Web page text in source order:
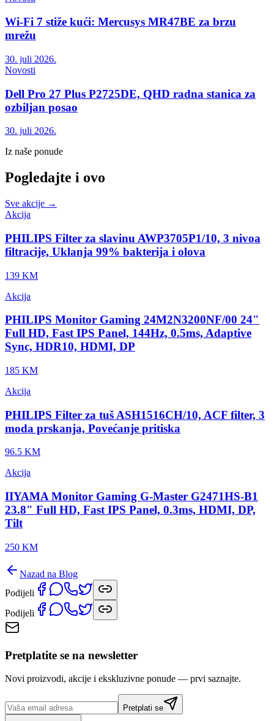
Wi-Fi 7 stiže kući: Mercusys MR47BE za brzu
mrežu
30. juli 2026.
Novosti
Dell Pro 27 Plus P2725DE, QHD radna stanica za
ozbiljan posao
30. juli 2026.
Iz naše ponude
Pogledajte i ovo
Sve akcije →
Akcija
PHILIPS Filter za slavinu AWP3705P1/10, 3 nivoa
filtracije, Uklanja 99% bakterija i olova
139 KM
Akcija
PHILIPS Monitor Gaming 24M2N3200NF/00 24"
Full HD, Fast IPS Panel, 144Hz, 0.5ms, Adaptive
Sync, HDR10, HDMI, DP
185 KM
Akcija
PHILIPS Filter za tuš ASH1516CH/10, ACF filter, 3
moda prskanja, Povećanje pritiska
96.5 KM
Akcija
IIYAMA Monitor Gaming G-Master G2471HS-B1
23.8" Full HD, Fast IPS Panel, 0.3ms, HDMI, DP,
Tilt
250 KM
Nazad na Blog
Podijeli
Podijeli
Pretplatite se na newsletter
Novi proizvodi, akcije i ekskluzivne ponude — prvi saznajte.
Pretplati se